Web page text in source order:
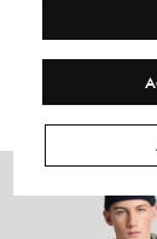
Completa il tuo